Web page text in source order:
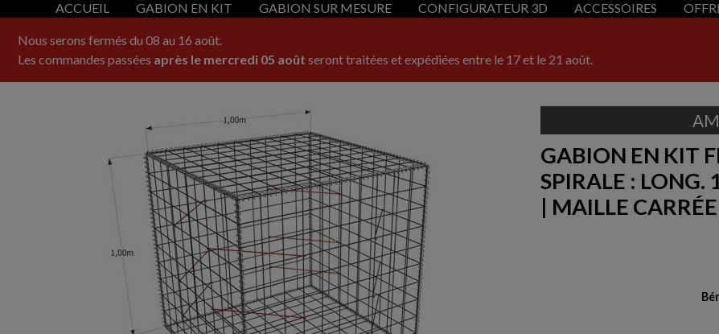
ACCUEIL GABION EN KIT GABION SUR MESURE CONFIGURATEUR 3D ACCESSOIRES
Nous serons fermés du 08 au 16 août.
Les commandes passées après le mercredi 05 août seront traitées et expédiées entre le 17 et le 21 août.
GABION EN KIT
SPIRALE :
| MAILLE